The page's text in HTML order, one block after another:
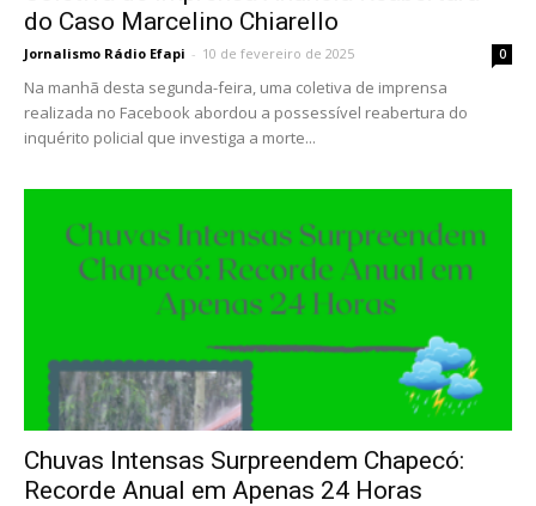
do Caso Marcelino Chiarello
Jornalismo Rádio Efapi - 10 de fevereiro de 2025 0
Na manhã desta segunda-feira, uma coletiva de imprensa
realizada no Facebook abordou a possessível reabertura do
inquérito policial que investiga a morte...
Chuvas Intensas Surpreendem Chapecó:
Recorde Anual em Apenas 24 Horas